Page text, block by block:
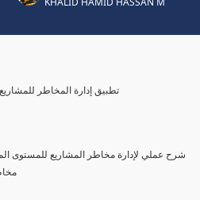
Practice Managing Project Risks تطبيق إدارة المخاطر للمشاريع
شرح عملي لإدارة مخاطر المشاريع للمستوى